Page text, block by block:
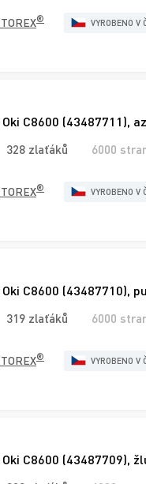
® VYROBENO V
C8600 (43487711),
328 zlaťáků 6000
® VYROBENO V
C8600 (43487710),
319 zlaťáků 6000
® VYROBENO V
C8600 (43487709),